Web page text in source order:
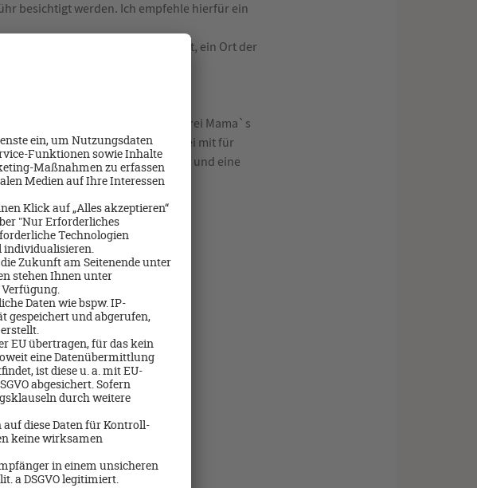
besichtigt werden. Ich empfehle hierfür ein
Ortskern von Matala. Mitten im Ort, ein Ort der
in 40 Minuten erreichbar ist.
den vielen Lokalen die Bäckerei Mama`s
eine typische griechische Bäckerei mit für
für einen großen Kaffee, ein Cola und eine
ist – einen Ausflug wert.
buchen